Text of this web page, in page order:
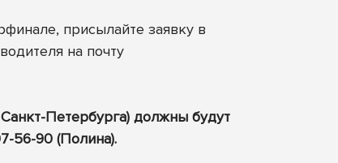
присылайте заявку в
на почту
Петербурга) должны будут
56-90 (Полина).